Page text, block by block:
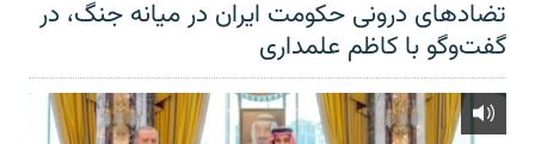
تضادهای درونی حکومت ایران در میانه جنگ، در
گفت‌‌وگو با کاظم علمداری